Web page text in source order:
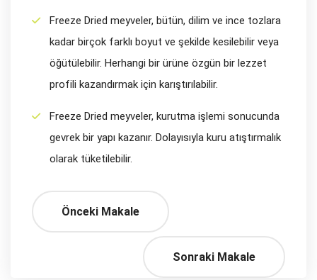
Freeze Dried meyveler, bütün, dilim ve ince tozlara
kadar birçok farklı boyut ve şekilde kesilebilir veya
öğütülebilir. Herhangi bir ürüne özgün bir lezzet
profili kazandırmak için karıştırılabilir.
Freeze Dried meyveler, kurutma işlemi sonucunda
gevrek bir yapı kazanır. Dolayısıyla kuru atıştırmalık
olarak tüketilebilir.
Önceki Makale
Sonraki Makale